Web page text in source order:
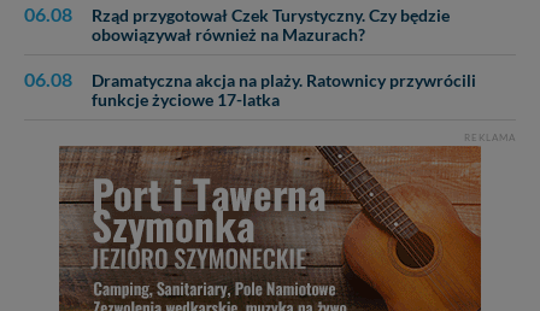
06.08
Rząd przygotował Czek Turystyczny. Czy będzie
obowiązywał również na Mazurach?
06.08
Dramatyczna akcja na plaży. Ratownicy przywrócili
funkcje życiowe 17-latka
REKLAMA